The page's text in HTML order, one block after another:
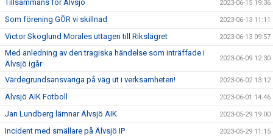
Tillsammans för Älvsjö 2023-06-15 19:36
Som förening GÖR vi skillnad 2023-06-13 11:11
Victor Skoglund Morales uttagen till Rikslägret 2023-06-13 09:57
Med anledning av den tragiska händelse som inträffade i
Älvsjö igår
2023-06-09 12:30
Värdegrundsansvariga på väg ut i verksamheten! 2023-06-02 13:12
Älvsjö AIK Fotboll 2023-06-01 14:46
Jan Lundberg lämnar Älvsjö AIK 2023-05-29 19:00
Incident med smällare på Älvsjö IP 2023-05-29 11:15